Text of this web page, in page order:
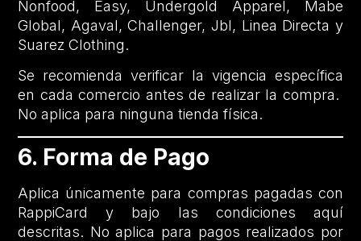
Nonfood, Easy, Undergold Apparel, Mabe
Global, Agaval, Challenger, Jbl, Linea Directa y
Suarez Clothing.
Se recomienda verificar la vigencia específica
en cada comercio antes de realizar la compra.
No aplica para ninguna tienda física.
6. Forma de Pago
Aplica únicamente para compras pagadas con
RappiCard y bajo las condiciones aquí
descritas. No aplica para pagos realizados por